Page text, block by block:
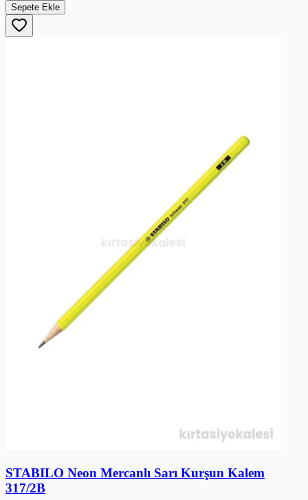
Sepete Ekle
STABILO Neon Mercanlı Sarı Kurşun Kalem
317/2B